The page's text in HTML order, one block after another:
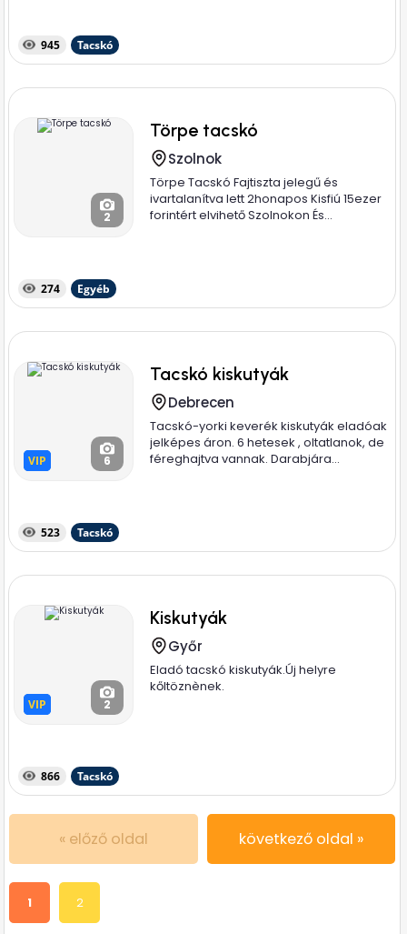
945 Tacskó
2
Törpe tacskó
Szolnok
Törpe Tacskó Fajtiszta jelegű és
ivartalanítva lett 2honapos Kisfiú 15ezer
forintért elvihető Szolnokon És...
274 Egyéb
VIP
VIP 6
Tacskó kiskutyák
Debrecen
Tacskó-yorki keverék kiskutyák eladóak
jelképes áron. 6 hetesek , oltatlanok, de
féreghajtva vannak. Darabjára...
523 Tacskó
VIP
VIP 2
Kiskutyák
Győr
Eladó tacskó kiskutyák.Új helyre
kőltöznènek.
866 Tacskó
« előző oldal következő oldal »
1 2